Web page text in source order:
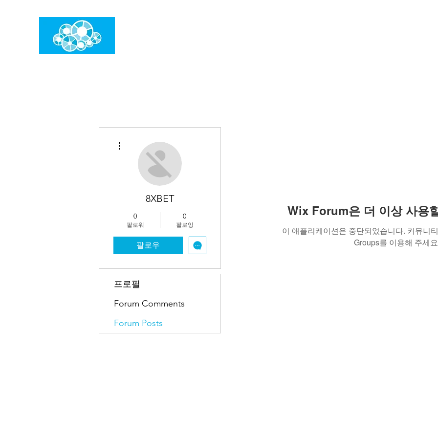
Wix Forum은 더 이상 사용
이 애플리케이션은 중단되었습니다. 커뮤니
Groups를 이용해 주세
8XBET
0
팔로워
0
팔로잉
팔로우
프로필
Forum Comments
Forum Posts